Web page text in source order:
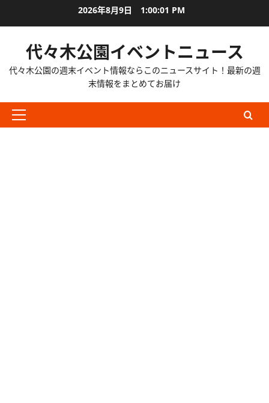
2026年8月9日 1:00:02 PM
代々木公園イベントニュース
代々木公園の週末イベント情報ならこのニュースサイト！最新の週
末情報をまとめてお届け
メ